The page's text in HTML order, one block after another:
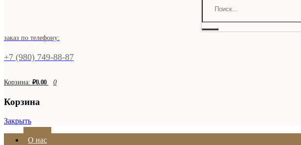
заказ по телефону:
+7 (980) 749-88-87
Корзина: ₽0.00 0
Корзина
Закрыть
О нас